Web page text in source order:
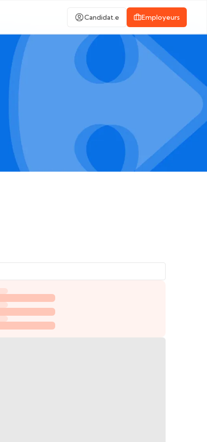
Candidat.e Employeurs